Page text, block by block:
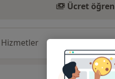
Ücret öğren
Hizmetler Adresler